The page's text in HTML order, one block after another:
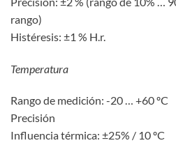
rango)
Histéresis: ±1 % H.r.
Temperatura
Rango de medición: -20 … +60 ºC
Precisión
Influencia térmica: ±25% / 10 ºC